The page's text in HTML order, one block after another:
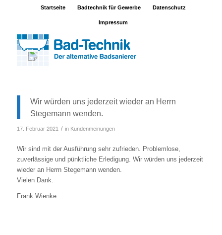
Startseite Badtechnik für Gewerbe Datenschutz
Impressum
Wir würden uns jederzeit wieder an Herrn
Stegemann wenden.
17. Februar 2021 / in Kundenmeinungen
Wir sind mit der Ausführung sehr zufrieden. Problemlose,
zuverlässige und pünktliche Erledigung. Wir würden uns jederzeit
wieder an Herrn Stegemann wenden.
Vielen Dank.
Frank Wienke